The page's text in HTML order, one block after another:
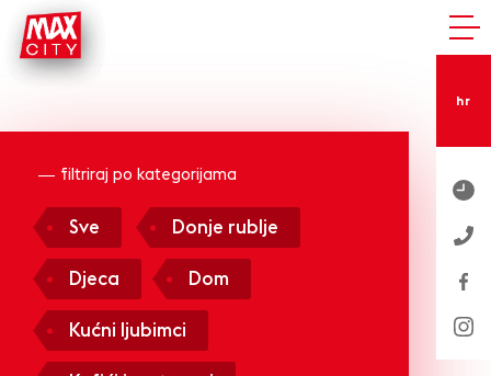
hr
filtriraj po kategorijama
Sve Donje rublje
Djeca Dom
Kućni ljubimci